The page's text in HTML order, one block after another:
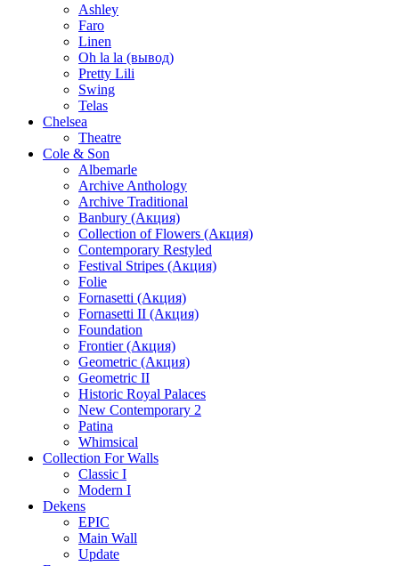
Ashley
Faro
Linen
Oh la la (вывод)
Pretty Lili
Swing
Telas
Chelsea
Theatre
Cole & Son
Albemarle
Archive Anthology
Archive Traditional
Banbury (Акция)
Collection of Flowers (Акция)
Contemporary Restyled
Festival Stripes (Акция)
Folie
Fornasetti (Акция)
Fornasetti II (Акция)
Foundation
Frontier (Акция)
Geometric (Акция)
Geometric II
Historic Royal Palaces
New Contemporary 2
Patina
Whimsical
Collection For Walls
Classic I
Modern I
Dekens
EPIC
Main Wall
Update